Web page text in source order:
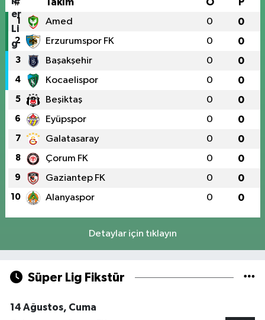
# Takım O P
1 Amed 0 0
2 Erzurumspor FK 0 0
3 Başakşehir 0 0
4 Kocaelispor 0 0
5 Beşiktaş 0 0
6 Eyüpspor 0 0
7 Galatasaray 0 0
8 Çorum FK 0 0
9 Gaziantep FK 0 0
10 Alanyaspor 0 0
Detaylar için tıklayın
Süper Lig Fikstür
14 Ağustos, Cuma